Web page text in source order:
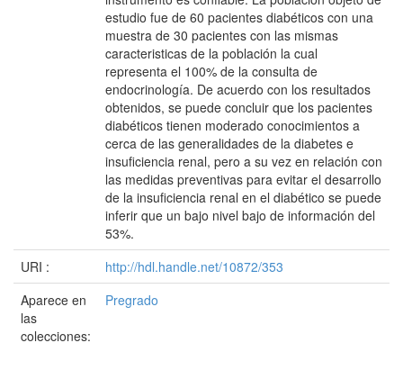
estudio fue de 60 pacientes diabéticos con una
muestra de 30 pacientes con las mismas
caracteristicas de la población la cual
representa el 100% de la consulta de
endocrinología. De acuerdo con los resultados
obtenidos, se puede concluir que los pacientes
diabéticos tienen moderado conocimientos a
cerca de las generalidades de la diabetes e
insuficiencia renal, pero a su vez en relación con
las medidas preventivas para evitar el desarrollo
de la insuficiencia renal en el diabético se puede
inferir que un bajo nivel bajo de información del
53%.
URI :
http://hdl.handle.net/10872/353
Aparece en
las
colecciones:
Pregrado